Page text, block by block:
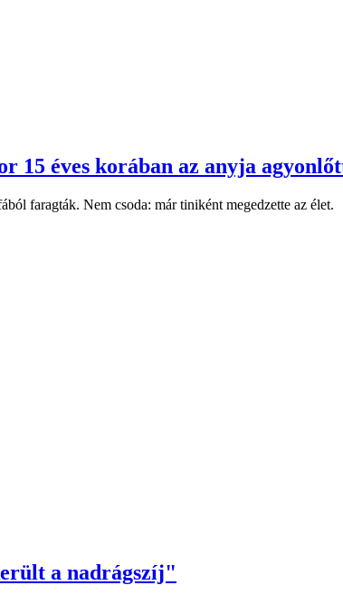
éves korában az anyja
faragták. Nem csoda: már tiniként megedzette az élet.
a nadrágszíj"